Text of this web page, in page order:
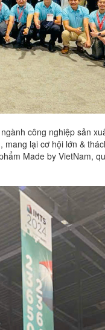
công nghiệp sản
lại cơ hội lớn &
Made by VietNam,